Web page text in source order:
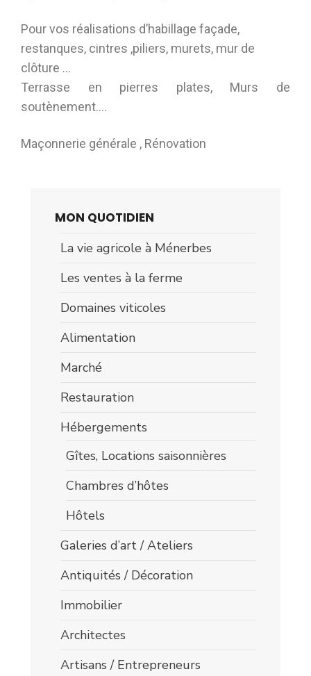
Pour vos réalisations d’habillage façade,
restanques, cintres ,piliers, murets, mur de
clôture …
Terrasse en pierres plates, Murs de
soutènement….
Maçonnerie générale , Rénovation
MON QUOTIDIEN
La vie agricole à Ménerbes
Les ventes à la ferme
Domaines viticoles
Alimentation
Marché
Restauration
Hébergements
Gîtes, Locations saisonnières
Chambres d’hôtes
Hôtels
Galeries d’art / Ateliers
Antiquités / Décoration
Immobilier
Architectes
Artisans / Entrepreneurs